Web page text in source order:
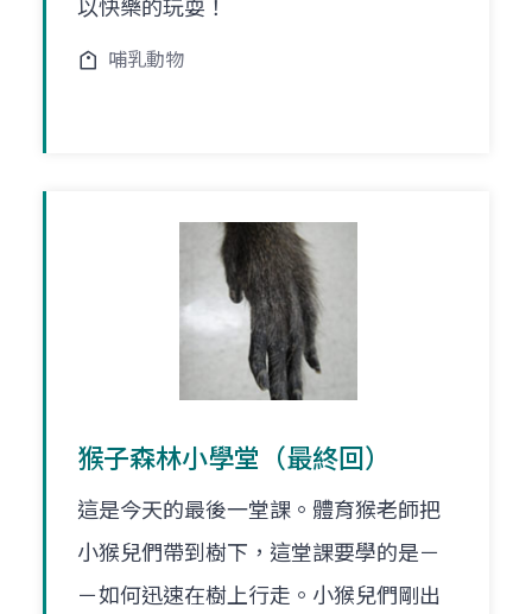
以快樂的玩耍！
哺乳動物
猴子森林小學堂（最終回）
這是今天的最後一堂課。體育猴老師把
小猴兒們帶到樹下，這堂課要學的是－
－如何迅速在樹上行走。小猴兒們剛出